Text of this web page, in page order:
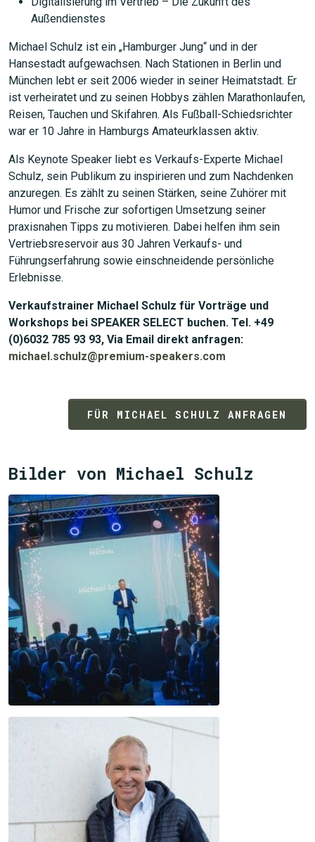
Außendienstes
Michael Schulz ist ein „Hamburger Jung“ und in der
Hansestadt aufgewachsen. Nach Stationen in Berlin und
München lebt er seit 2006 wieder in seiner Heimatstadt. Er
ist verheiratet und zu seinen Hobbys zählen Marathonlaufen,
Reisen, Tauchen und Skifahren. Als Fußball-Schiedsrichter
war er 10 Jahre in Hamburgs Amateurklassen aktiv.
Als Keynote Speaker liebt es Verkaufs-Experte Michael
Schulz, sein Publikum zu inspirieren und zum Nachdenken
anzuregen. Es zählt zu seinen Stärken, seine Zuhörer mit
Humor und Frische zur sofortigen Umsetzung seiner
praxisnahen Tipps zu motivieren. Dabei helfen ihm sein
Vertriebsreservoir aus 30 Jahren Verkaufs- und
Führungserfahrung sowie einschneidende persönliche
Erlebnisse.
Verkaufstrainer Michael Schulz für Vorträge und
Workshops bei SPEAKER SELECT buchen. Tel. +49
(0)6032 785 93 93, Via Email direkt anfragen:
michael.schulz@premium-speakers.com
FÜR MICHAEL SCHULZ ANFRAGEN
Bilder von Michael Schulz
JETZT SUCHEN